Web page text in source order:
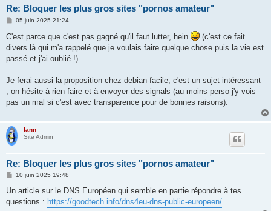
Re: Bloquer les plus gros sites "pornos amateur"
M
s
s
a
g
e
05 juin 2025 21:24
C'est parce que c'est pas gagné qu'il faut lutter, hein
(c'est ce fait
divers là qui m'a rappelé que je voulais faire quelque chose puis la vie est
passé et j'ai oublié !).
Je ferai aussi la proposition chez debian-facile, c'est un sujet intéressant
; on hésite à rien faire et à envoyer des signals (au moins perso j'y vois
pas un mal si c'est avec transparence pour de bonnes raisons).
lann
Site Admin
Re: Bloquer les plus gros sites "pornos amateur"
M
s
a
10 juin 2025 19:48
Un article sur le DNS Européen qui semble en partie répondre à tes
questions : https://goodtech.info/dns4eu-dns-public-europeen/